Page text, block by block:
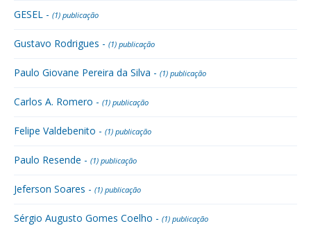
GESEL - (1) publicação
Gustavo Rodrigues - (1) publicação
Paulo Giovane Pereira da Silva - (1) publicação
Carlos A. Romero - (1) publicação
Felipe Valdebenito - (1) publicação
Paulo Resende - (1) publicação
Jeferson Soares - (1) publicação
Sérgio Augusto Gomes Coelho - (1) publicação